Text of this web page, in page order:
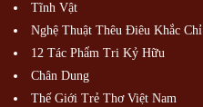
Tĩnh Vật
Nghệ Thuật Thêu Điêu Khắc Chỉ
12 Tác Phẩm Tri Kỷ Hữu
Chân Dung
Thế Giới Trẻ Thơ Việt Nam